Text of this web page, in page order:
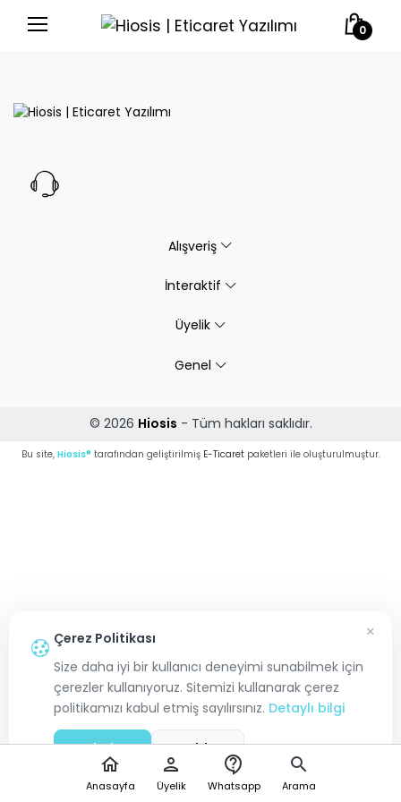
0
Alışveriş
İnteraktif
Üyelik
Genel
© 2026 Hiosis - Tüm hakları saklıdır.
Bu site, Hiosis® tarafından geliştirilmiş E-Ticaretpaketleri ile oluşturulmuştur.
home
Anasayfa
person
Üyelik
contact_support
Whatsapp
search
Arama
Çerez Politikası
Size daha iyi bir kullanıcı deneyimi sunabilmek için
çerezler kullanıyoruz. Sitemizi kullanarak çerez
politikamızı kabul etmiş sayılırsınız. Detaylı bilgi
Kabul Et Reddet
×